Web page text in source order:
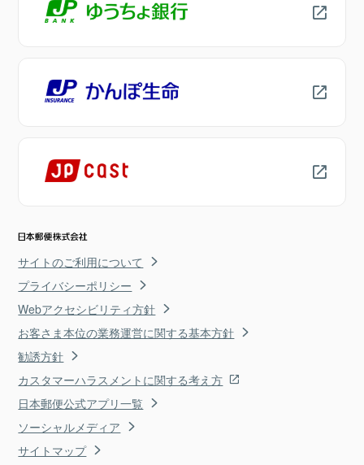
サイトのご利用について
プライバシーポリシー
Webアクセシビリティ方針
お客さま本位の業務運営に関する基本方針
勧誘方針
カスタマーハラスメントに関する考え方
日本郵便公式アプリ一覧
ソーシャルメディア
サイトマップ